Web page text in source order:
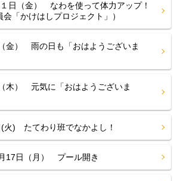
日（金） なわを使って体力アップ！
会「かけはしプロジェクト」）
金） 雨の日も「おはようございま
木） 元気に「おはようございま
) たてわり班でなかよし！
17日（月） プール開き